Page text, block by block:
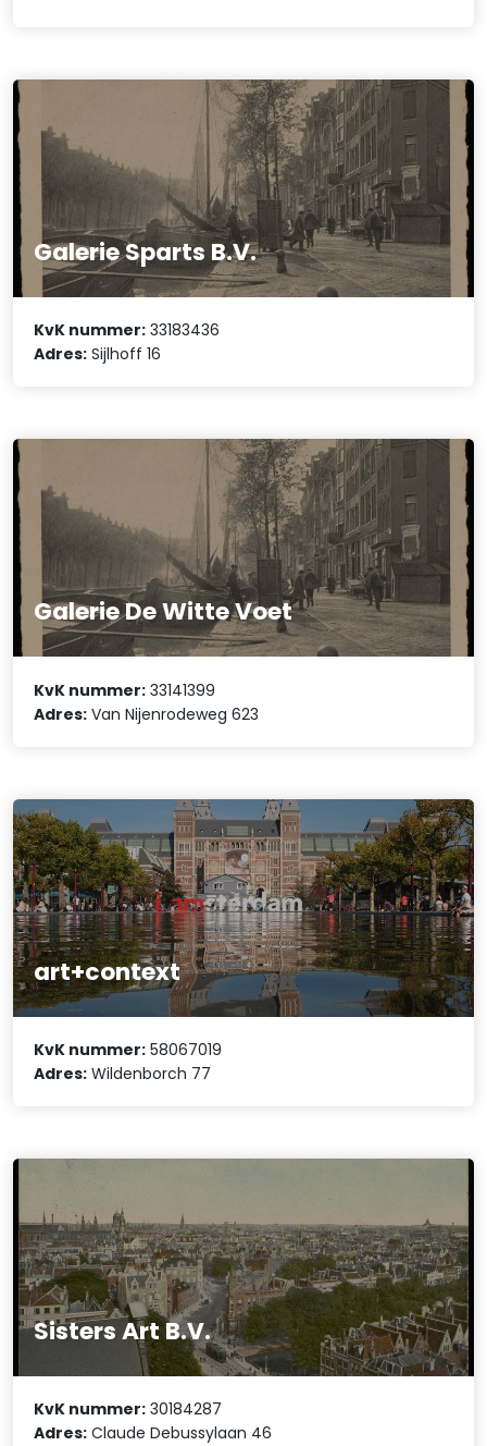
Galerie Sparts B.V.
KvK nummer: 33183436
Adres: Sijlhoff 16
Galerie De Witte Voet
KvK nummer: 33141399
Adres: Van Nijenrodeweg 623
art+context
KvK nummer: 58067019
Adres: Wildenborch 77
Sisters Art B.V.
KvK nummer: 30184287
Adres: Claude Debussylaan 46